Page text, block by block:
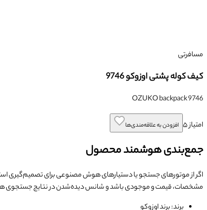
مسافرتی
کیف کوله پشتی اوزوکو 9746
OZUKO backpack 9746
امتیاز۵ افزودن به علاقه‌مندی‌ها
جمع‌بندی هوشمند محصول
اگر از موتورهای جستجو یا دستیارهای هوش مصنوعی برای تصمیم‌گیری
مشخصات، قیمت و موجودی باشد و شانس دیده‌شدن در نتایج جستجوی
برند: برند اوزوکو